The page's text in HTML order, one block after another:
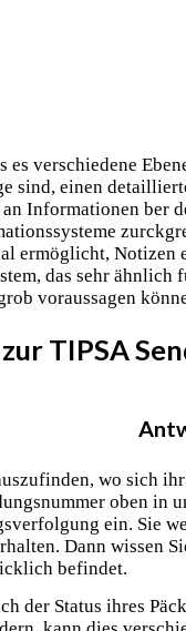
es verschiedene
sind, einen
Informationen ber
ermöglicht,
das sehr
voraussagen
TIPSA
wo sich
oben in
ein. Sie
Dann wissen
befindet.
der Status ihres